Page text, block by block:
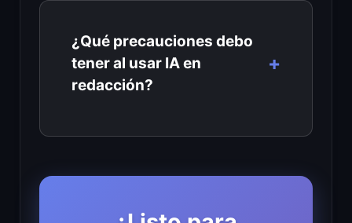
¿Qué precauciones debo
tener al usar IA en
redacción?